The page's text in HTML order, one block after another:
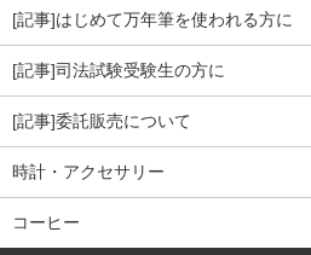
[記事]はじめて万年筆を使われる方に
[記事]司法試験受験生の方に
[記事]委託販売について
時計・アクセサリー
コーヒー